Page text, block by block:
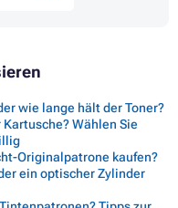
wie lange hält der Toner?
Wählen Sie
Originalpatrone kaufen?
ein optischer Zylinder